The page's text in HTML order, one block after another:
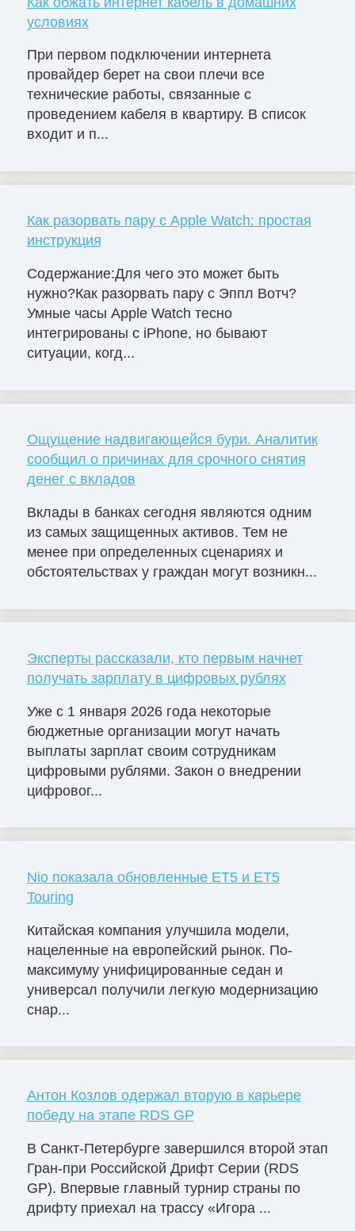
условиях
При первом подключении интернета
провайдер берет на свои плечи все
технические работы, связанные с
проведением кабеля в квартиру. В список
входит и п...
Как разорвать пару с Apple Watch: простая
инструкция
Содержание:Для чего это может быть
нужно?Как разорвать пару с Эппл Вотч?
Умные часы Apple Watch тесно
интегрированы с iPhone, но бывают
ситуации, когд...
Ощущение надвигающейся бури. Аналитик
сообщил о причинах для срочного снятия
денег с вкладов
Вклады в банках сегодня являются одним
из самых защищенных активов. Тем не
менее при определенных сценариях и
обстоятельствах у граждан могут возникн...
Эксперты рассказали, кто первым начнет
получать зарплату в цифровых рублях
Уже с 1 января 2026 года некоторые
бюджетные организации могут начать
выплаты зарплат своим сотрудникам
цифровыми рублями. Закон о внедрении
цифровог...
Nio показала обновленные ET5 и ET5
Touring
Китайская компания улучшила модели,
нацеленные на европейский рынок. По-
максимуму унифицированные седан и
универсал получили легкую модернизацию
снар...
Антон Козлов одержал вторую в карьере
победу на этапе RDS GP
В Санкт-Петербурге завершился второй этап
Гран-при Российской Дрифт Серии (RDS
GP). Впервые главный турнир страны по
дрифту приехал на трассу «Игора ...